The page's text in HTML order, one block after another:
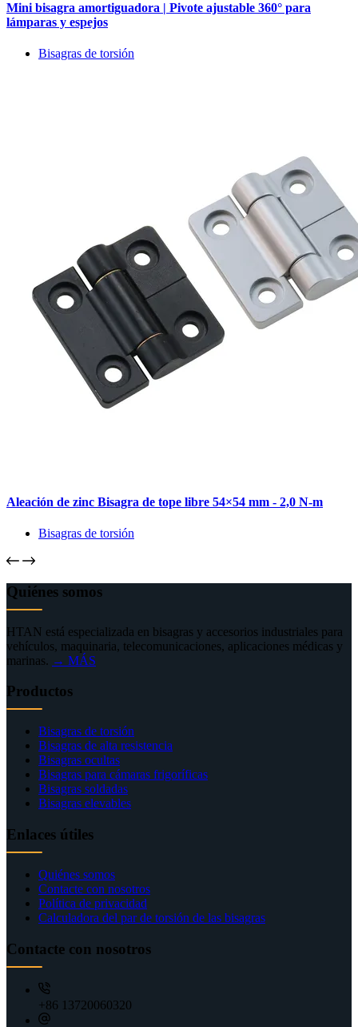
Mini bisagra amortiguadora | Pivote ajustable 360° para
lámparas y espejos
Bisagras de torsión
Aleación de zinc Bisagra de tope libre 54×54 mm - 2,0 N-m
Bisagras de torsión
Quiénes somos
HTAN está especializada en bisagras y accesorios industriales para
vehículos, maquinaria, telecomunicaciones, aplicaciones médicas y
marinas. → MÁS
Productos
Bisagras de torsión
Bisagras de alta resistencia
Bisagras ocultas
Bisagras para cámaras frigoríficas
Bisagras soldadas
Bisagras elevables
Enlaces útiles
Quiénes somos
Contacte con nosotros
Política de privacidad
Calculadora del par de torsión de las bisagras
Contacte con nosotros
+86 13720060320